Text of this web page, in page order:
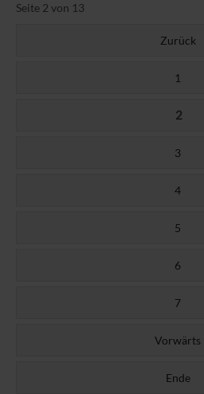
Seite 2 von 13
Zurück
1
2
3
4
5
6
7
Vorwärts
Ende